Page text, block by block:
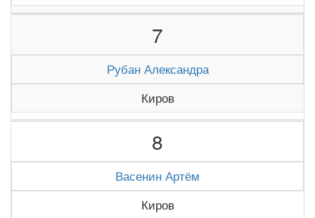
7
Рубан Александра
Киров
8
Васенин Артём
Киров